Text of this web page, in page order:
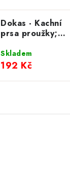
Dokas - Kachní
prsa proužky;
Skladem
192 Kč